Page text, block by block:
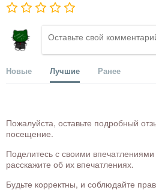
Новые Лучшие Ранее
Пожалуйста, оставьте подробный
посещение.
Поделитесь с своими
расскажите об их впечатлениях.
Будьте корректны, и соблюдайте